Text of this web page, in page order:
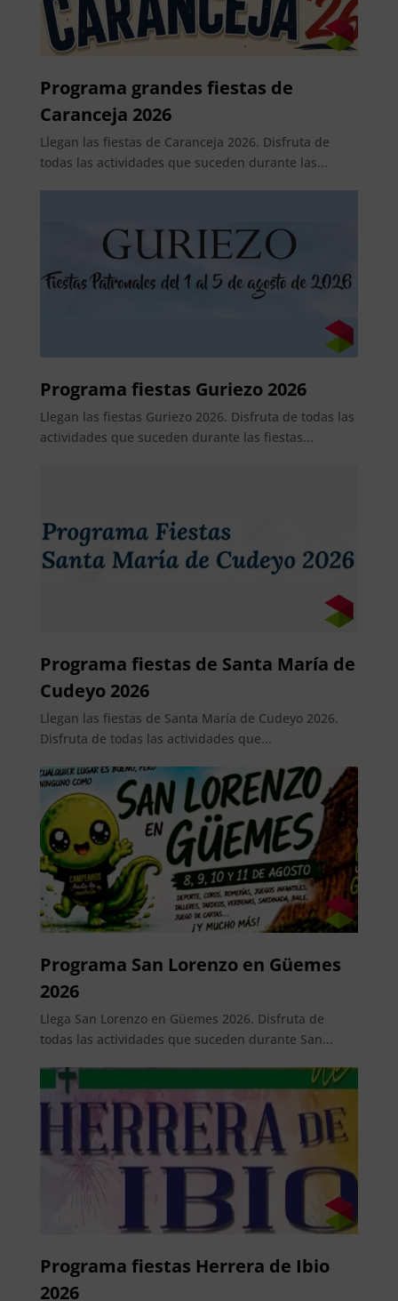
Programa grandes fiestas de
Caranceja 2026
Llegan las fiestas de Caranceja 2026. Disfruta de
todas las actividades que suceden durante las...
Programa fiestas Guriezo 2026
Llegan las fiestas Guriezo 2026. Disfruta de todas las
actividades que suceden durante las fiestas...
Programa fiestas de Santa María de
Cudeyo 2026
Llegan las fiestas de Santa María de Cudeyo 2026.
Disfruta de todas las actividades que...
Programa San Lorenzo en Güemes
2026
Llega San Lorenzo en Güemes 2026. Disfruta de
todas las actividades que suceden durante San...
Programa fiestas Herrera de Ibio
2026